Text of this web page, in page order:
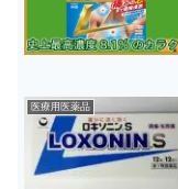
医療用医薬品